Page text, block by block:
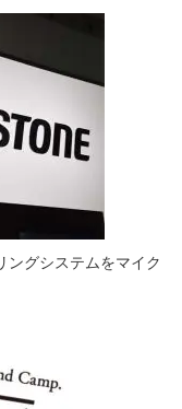
ングシステムをマイク